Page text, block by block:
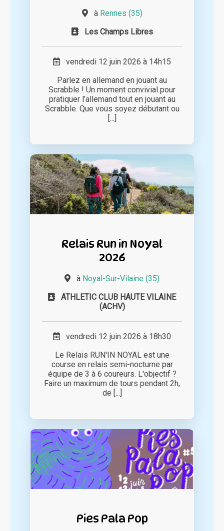
à Rennes (35)
Les Champs Libres
vendredi 12 juin 2026 à 14h15
Parlez en allemand en jouant au
Scrabble ! Un moment convivial pour
pratiquer l’allemand tout en jouant au
Scrabble. Que vous soyez débutant ou
[...]
Relais Run in Noyal
2026
à Noyal-Sur-Vilaine (35)
ATHLETIC CLUB HAUTE VILAINE
(ACHV)
vendredi 12 juin 2026 à 18h30
Le Relais RUN'IN NOYAL est une
course en relais semi-nocturne par
équipe de 3 à 6 coureurs. L'objectif ?
Faire un maximum de tours pendant 2h,
de [...]
Pies Pala Pop